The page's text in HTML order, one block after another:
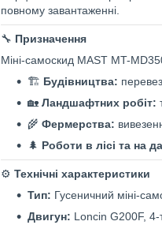
повному завантаженні.
🔧 Призначення
Міні-самоскид MAST MT-
🏗️ Будівництва:
🏡 Ландшафтних робіт:
🌾 Фермерства:
🌲 Роботи в лісі та на
⚙️ Технічні характеристики
Тип: Гусеничний міні-
Двигун: Loncin G200F, 4-